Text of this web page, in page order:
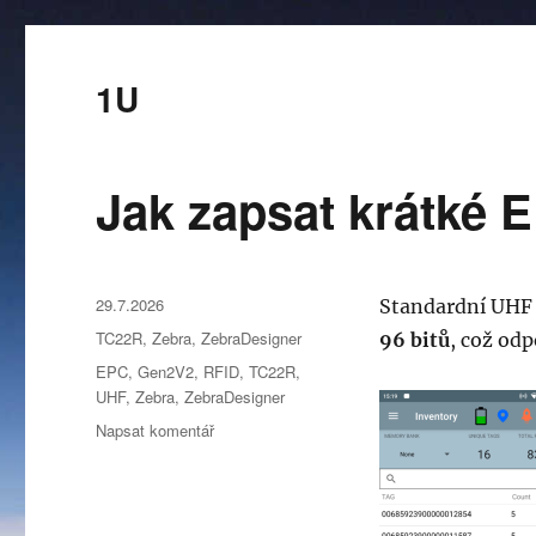
1U
Jak zapsat krátké
Standardní
96 bitů, což
Publikováno:
29.7.2026
Rubriky:
TC22R,Zebra,ZebraDesigner
Štítky:
EPC,Gen2V2, RFID,TC22R,
UHF,Zebra,ZebraDesigner
Napsat komentářpro